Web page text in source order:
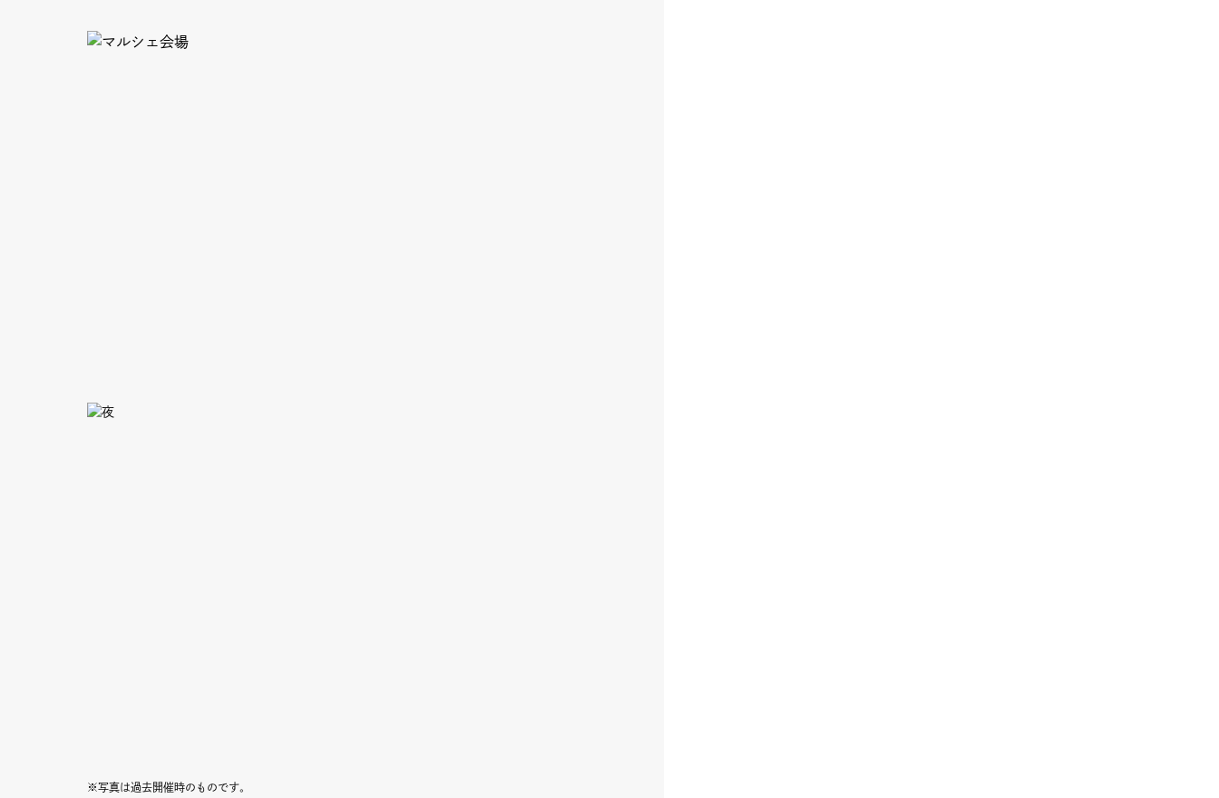
※写真は過去開催時のものです。